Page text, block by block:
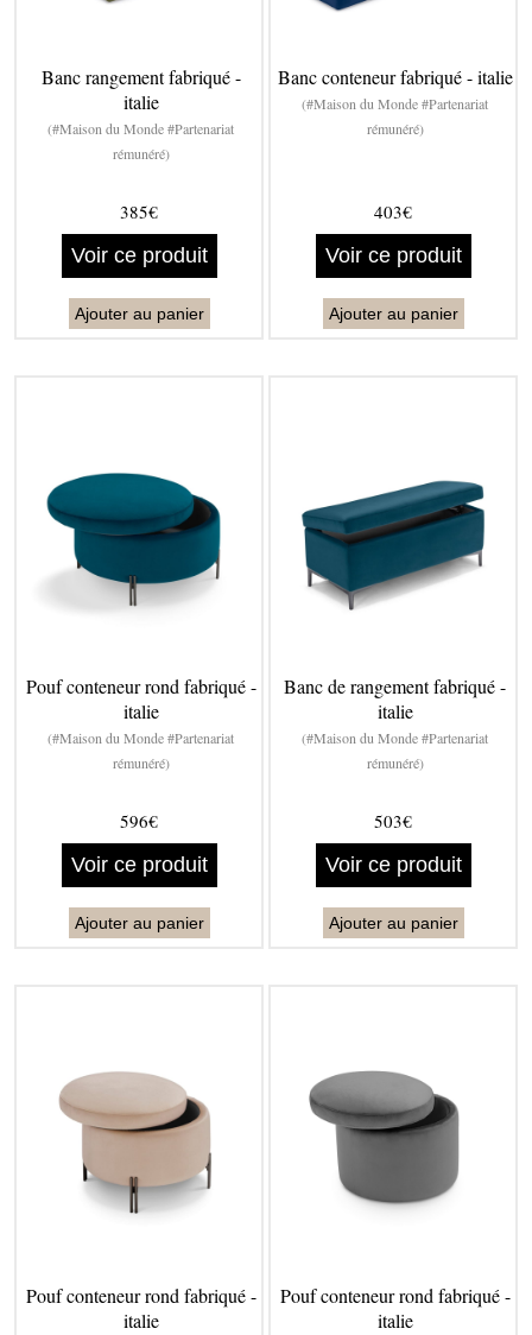
Banc rangement fabriqué -
italie
(#Maison du Monde #Partenariat
rémunéré)
385€
Voir ce produit
Ajouter au panier
Banc conteneur fabriqué - italie
(#Maison du Monde #Partenariat
rémunéré)
403€
Voir ce produit
Ajouter au panier
Pouf conteneur rond fabriqué -
italie
(#Maison du Monde #Partenariat
rémunéré)
596€
Voir ce produit
Ajouter au panier
Banc de rangement fabriqué -
italie
(#Maison du Monde #Partenariat
rémunéré)
503€
Voir ce produit
Ajouter au panier
Pouf conteneur rond fabriqué -
italie
Pouf conteneur rond fabriqué -
italie